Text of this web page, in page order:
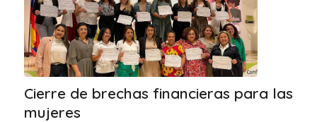
Cierre de brechas financieras para las
mujeres